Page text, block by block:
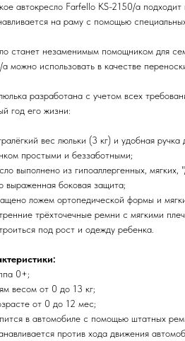
автокресло Farfello KS-2150/а
на раму с помощью
станет незаменимым помощником для
можно использовать в качестве
разработана с учетом всех
год его жизни:
вес люльки (3 кг) и удобная
простыми и беззаботными;
выполнено из гипоаллергенных,
выраженная боковая защита;
ложем ортопедической формы и
трёхточечные ремни с мягкими
под рост и одежду ребенка.
0+;
весом от 0 до 13 кг;
от 0 до 12 мес;
в автомобиле с помощью штатных
против хода движения